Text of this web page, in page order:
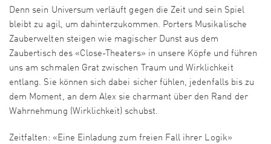
Denn sein Universum verläuft gegen die Zeit und sein Spiel
bleibt zu agil, um dahinterzukommen. Porters Musikalische
Zauberwelten steigen wie magischer Dunst aus dem
Zaubertisch des «Close-Theaters» in unsere Köpfe und führen
uns am schmalen Grat zwischen Traum und Wirklichkeit
entlang. Sie können sich dabei sicher fühlen, jedenfalls bis zu
dem Moment, an dem Alex sie charmant über den Rand der
Wahrnehmung (Wirklichkeit) schubst.
Zeitfalten: «Eine Einladung zum freien Fall ihrer Logik»